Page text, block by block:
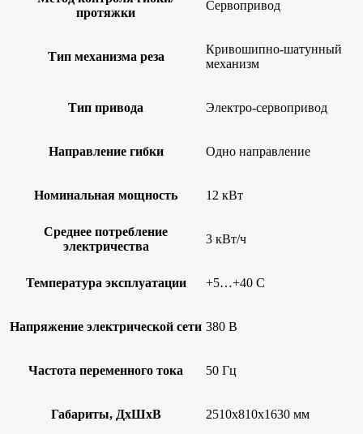
протяжки
Сервопривод
Тип механизма реза
Кривошипно-шатунный
механизм
Тип привода Электро-сервопривод
Направление гибки Одно направление
Номинальная мощность 12 кВт
Среднее потребление
электричества
3 кВт/ч
Температура эксплуатации +5…+40 С
Напряжение электрической сети 380 В
Частота переменного тока 50 Гц
Габариты, ДxШxВ 2510х810х1630 мм